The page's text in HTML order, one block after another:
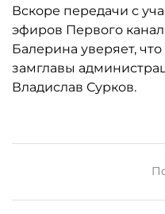
Вскоре передачи с
эфиров Первого
Балерина уверяет,
замглавы
Владислав Сурков.